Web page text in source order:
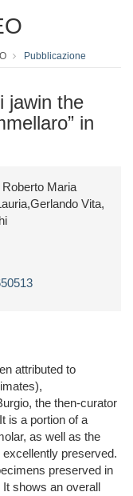
Pubblicazione
jawin the
in
Maria
Vita,
attributed to
the then-curator
is a portion of a
as well as the
excellently preserved.
preserved in
shows an overall